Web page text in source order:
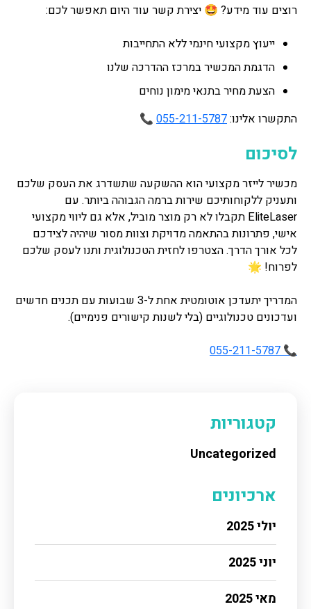
רוצים עוד מידע? 🤩 יצירת קשר עוד היום תאפשר לכם:
ייעוץ מקצועי חינמי ללא התחייבות
הדגמת המכשיר במרכז ההדרכה שלנו
הצעת מחיר בתנאי מימון נוחים
התקשרו אלינו:055-211-5787
📞
לסיכום
מכשיר לייזר מקצועי הוא ההשקעה שתשדרג את העסק שלכם
ותעניק ללקוחותיכם שירות ברמה הגבוהה ביותר. עם
EliteLaser תקבלו לא רק מוצר מוביל, אלא גם ליווי מקצועי
אישי, פתרונות בהתאמה מדויקת וצוות מסור שיהיה לצידכם
לכל אורך הדרך. הצטרפו לחזית הטכנולוגית ותנו לעסק שלכם
לפרוח! 🌟
המדריך יתעדכן אוטומטית אחת ל-3 שבועות עם תכנים חדשים
ועדכונים טכנולוגיים (בלי לשנות קישורים פנימיים).
📞 055-211-5787
קטגוריות
Uncategorized
ארכיונים
יולי 2025
יוני 2025
מאי 2025